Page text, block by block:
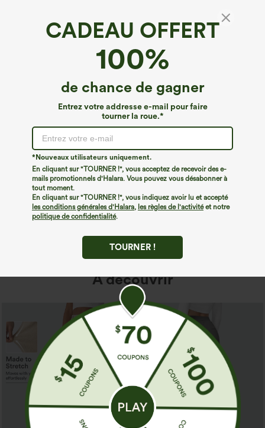
CADEAU OFFERT
100%
de chance de gagner
Entrez votre addresse e-mail pour faire
tourner la roue.*
*Nouveaux utilisateurs uniquement.
En cliquant sur "TOURNER !", vous acceptez de recevoir des e-
mails promotionnels d'Halara. Vous pouvez vous désabonner à
tout moment.
En cliquant sur "TOURNER !", vous indiquez avoir lu et accepté
les conditions générales d'Halara, les règles de l'activitéet notre
politique de confidentialité.
TOURNER !
Nous ne semblons pas pouvoir trouver la page que
vous recherchez.
Acheter plus
À découvrir